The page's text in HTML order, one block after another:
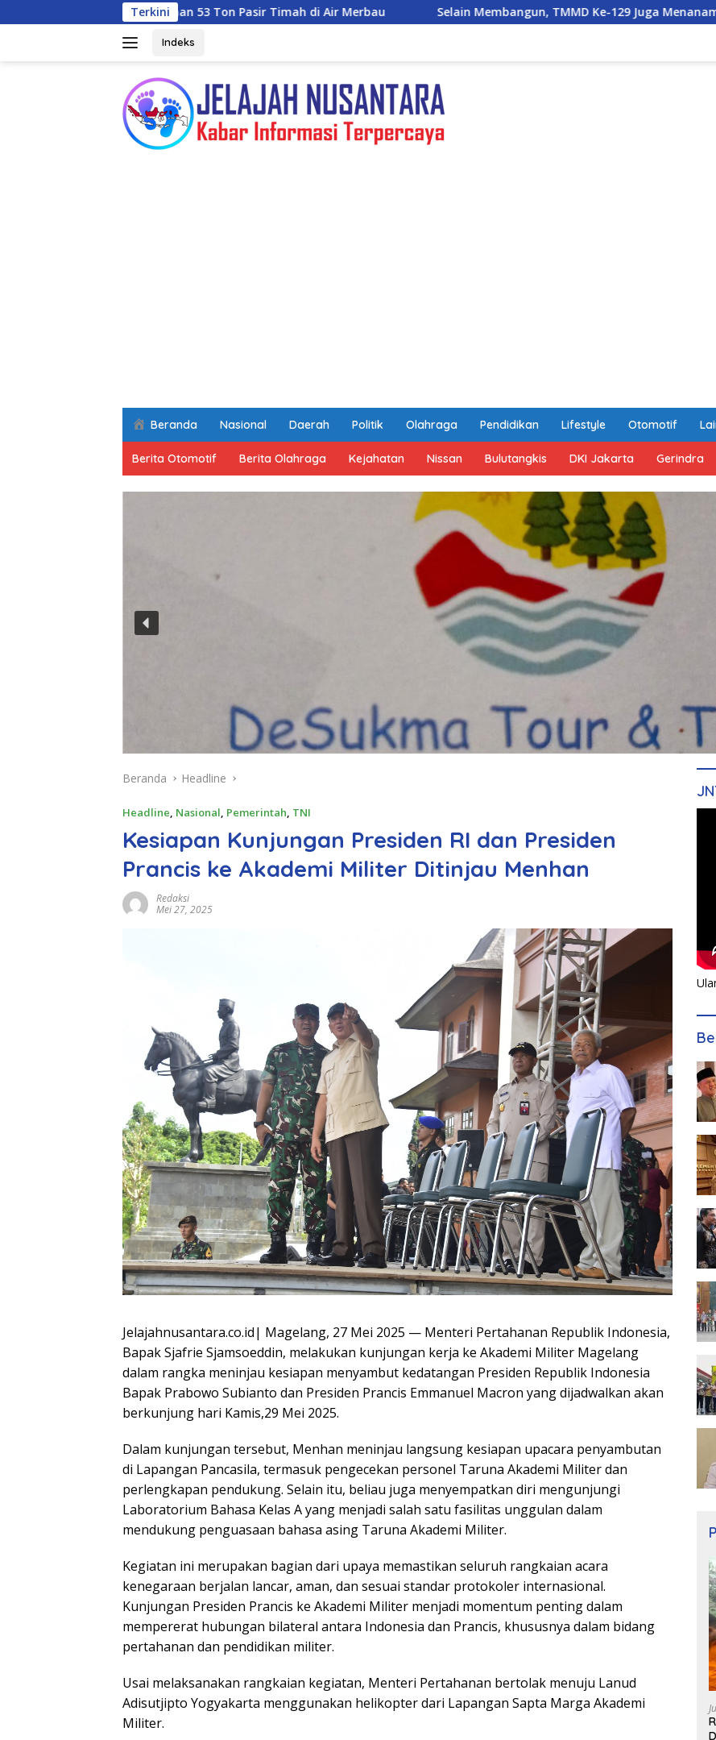
ke
Terkini
53 Ton Pasir Timah di Air Merbau Selain Membangun, TMMD Ke-129 Juga Menanam Harapan Melalui
Indeks
Beranda Nasional Daerah Politik Olahraga Pendidikan Lifestyle Otomotif
Berita Otomotif Berita Olahraga Kejahatan Nissan Bulutangkis DKI Jakarta Gerindra
Beranda Headline
Headline, Nasional, Pemerintah, TNI
Kesiapan Kunjungan Presiden RI dan Presiden
Prancis ke Akademi Militer Ditinjau Menhan
Redaksi
Mei 27, 2025
Jelajahnusantara.co.id| Magelang, 27 Mei 2025 — Menteri Pertahanan Republik Indonesia,
Bapak Sjafrie Sjamsoeddin, melakukan kunjungan kerja ke Akademi Militer Magelang
dalam rangka meninjau kesiapan menyambut kedatangan Presiden Republik Indonesia
Bapak Prabowo Subianto dan Presiden Prancis Emmanuel Macron yang dijadwalkan akan
berkunjung hari Kamis,29 Mei 2025.
Dalam kunjungan tersebut, Menhan meninjau langsung kesiapan upacara penyambutan
di Lapangan Pancasila, termasuk pengecekan personel Taruna Akademi Militer dan
perlengkapan pendukung. Selain itu, beliau juga menyempatkan diri mengunjungi
Laboratorium Bahasa Kelas A yang menjadi salah satu fasilitas unggulan dalam
mendukung penguasaan bahasa asing Taruna Akademi Militer.
Kegiatan ini merupakan bagian dari upaya memastikan seluruh rangkaian acara
kenegaraan berjalan lancar, aman, dan sesuai standar protokoler internasional.
Kunjungan Presiden Prancis ke Akademi Militer menjadi momentum penting dalam
mempererat hubungan bilateral antara Indonesia dan Prancis, khususnya dalam bidang
pertahanan dan pendidikan militer.
Usai melaksanakan rangkaian kegiatan, Menteri Pertahanan bertolak menuju Lanud
Adisutjipto Yogyakarta menggunakan helikopter dari Lapangan Sapta Marga Akademi
Militer.